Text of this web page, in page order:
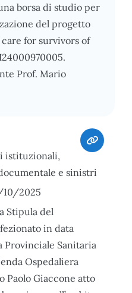
borsa di studio per
del progetto
for survivors of
Prof. Mario
istituzionali,
e sinistri
10/2025
Stipula del
in data
Provinciale Sanitaria
Ospedaliera
Paolo Giaccone atto